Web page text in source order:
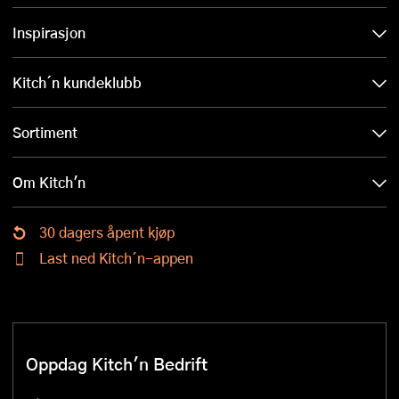
Inspirasjon
Kitch´n kundeklubb
Sortiment
Om Kitch'n
30 dagers åpent kjøp
Last ned Kitch´n-appen
Oppdag Kitch'n Bedrift